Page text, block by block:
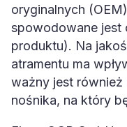
oryginalnych
spowodowane jest
produktu). Na
atramentu ma
ważny jest
nośnika, na który